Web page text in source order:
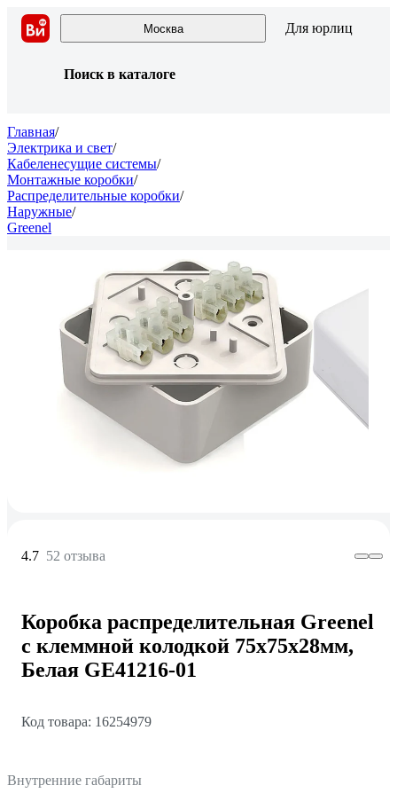
Москва Для юрлиц
Поиск в каталоге
Главная/
Электрика и свет/
Кабеленесущие системы/
Монтажные коробки/
Распределительные коробки/
Наружные/
Greenel
4.7 52 отзыва
Коробка распределительная Greenel
с клеммной колодкой 75х75х28мм,
Белая GE41216-01
Код товара: 16254979
Внутренние габариты